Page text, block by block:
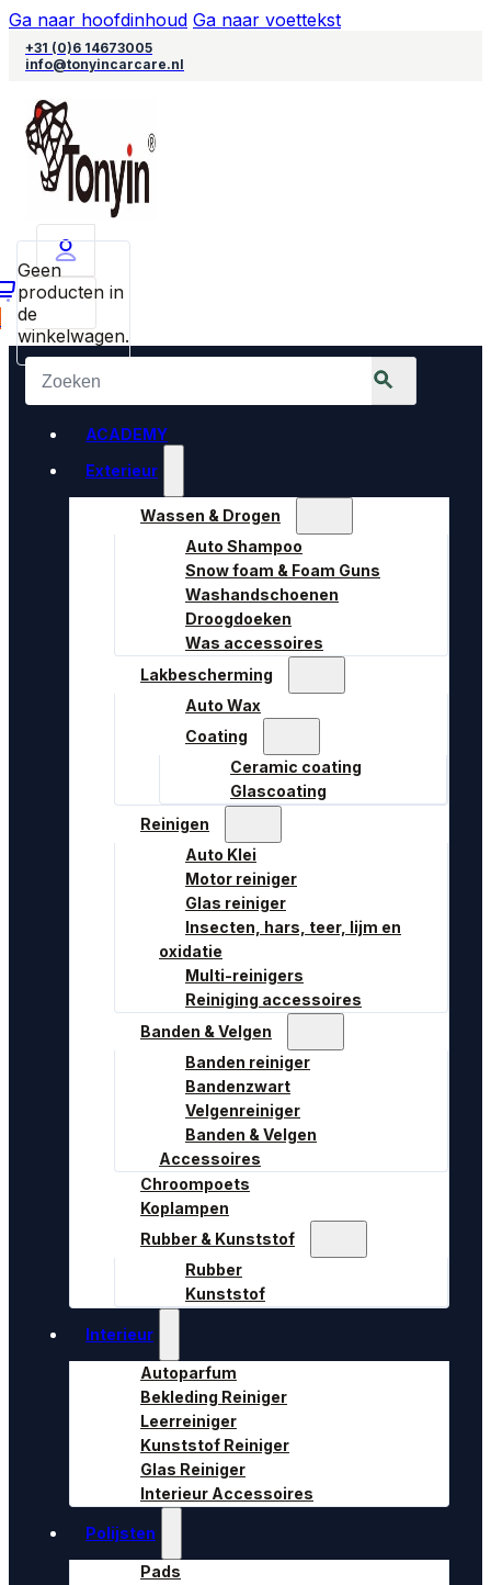
Ga naar hoofdinhoud Ga naar voettekst
+31 (0)6 14673005
info@tonyincarcare.nl
Geen
producten in
de
winkelwagen.
ACADEMY
Exterieur
Wassen & Drogen
Auto Shampoo
Snow foam & Foam Guns
Washandschoenen
Droogdoeken
Was accessoires
Lakbescherming
Auto Wax
Coating
Ceramic coating
Glascoating
Reinigen
Auto Klei
Motor reiniger
Glas reiniger
Insecten, hars, teer, lijm en
oxidatie
Multi-reinigers
Reiniging accessoires
Banden & Velgen
Banden reiniger
Bandenzwart
Velgenreiniger
Banden & Velgen
Accessoires
Chroompoets
Koplampen
Rubber & Kunststof
Rubber
Kunststof
Interieur
Autoparfum
Bekleding Reiniger
Leerreiniger
Kunststof Reiniger
Glas Reiniger
Interieur Accessoires
Polijsten
Pads